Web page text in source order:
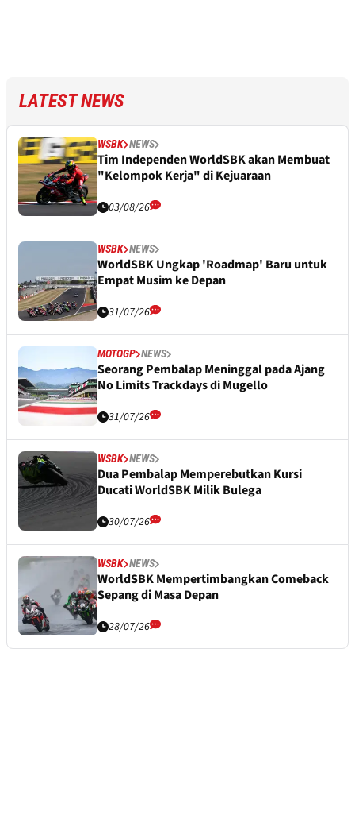
LATEST NEWS
WSBK NEWS
Tim Independen WorldSBK akan Membuat
"Kelompok Kerja" di Kejuaraan
03/08/26
WSBK NEWS
WorldSBK Ungkap 'Roadmap' Baru untuk
Empat Musim ke Depan
31/07/26
MOTOGP NEWS
Seorang Pembalap Meninggal pada Ajang
No Limits Trackdays di Mugello
31/07/26
WSBK NEWS
Dua Pembalap Memperebutkan Kursi
Ducati WorldSBK Milik Bulega
30/07/26
WSBK NEWS
WorldSBK Mempertimbangkan Comeback
Sepang di Masa Depan
28/07/26